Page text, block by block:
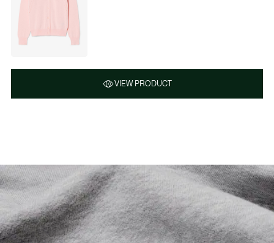
VIEW PRODUCT